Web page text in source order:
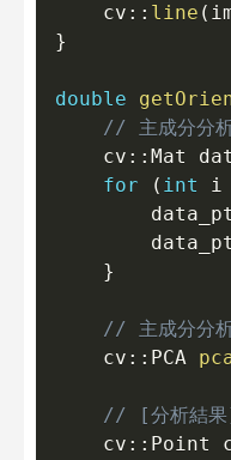
    cv
:: line (
}
double
// 主成分分析
    cv
:: Mat
for
( int i
}
// 主成分分
    cv
:: PCA
// [分析結果
    cv
:: Point